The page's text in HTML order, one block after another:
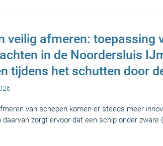
veilig afmeren: toepassing
in de Noordersluis
tijdens het schutten door
van schepen komen er steeds meer
daarvan zorgt ervoor dat een schip onder zware